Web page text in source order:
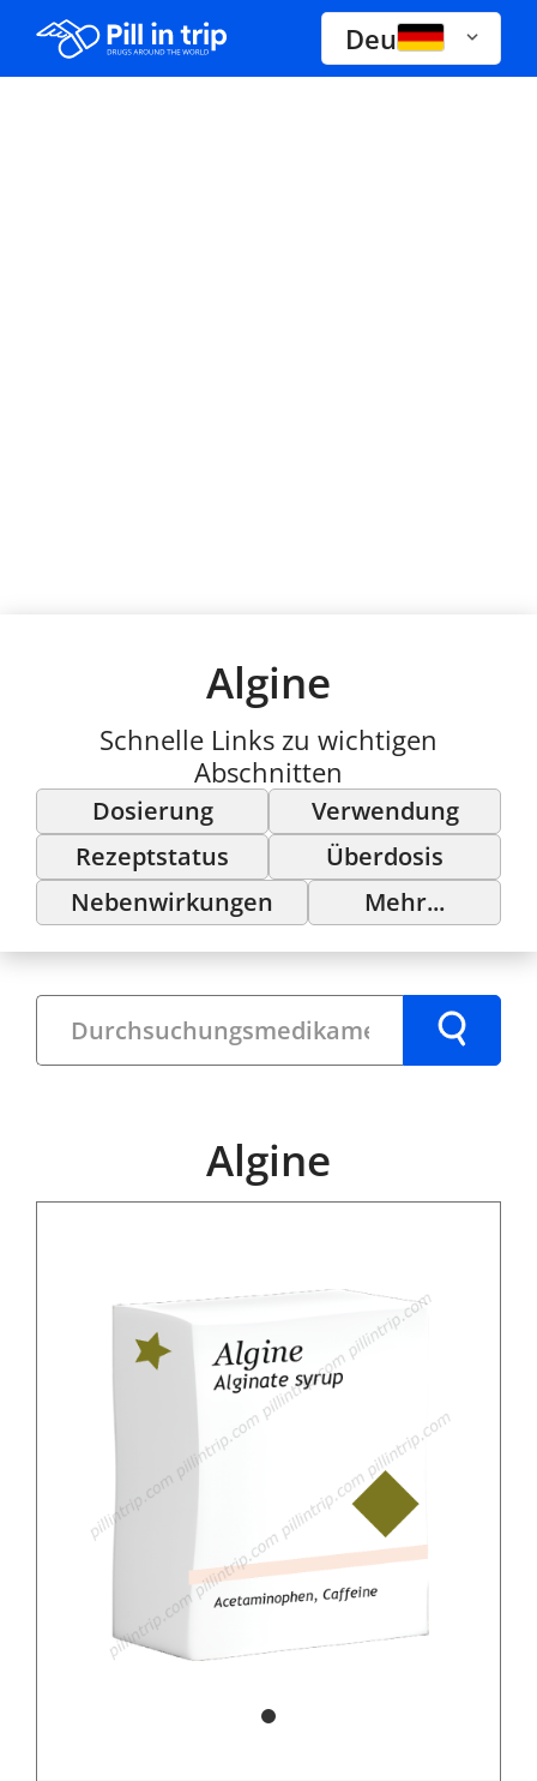
Drogen A-Z Deu
Algine
Schnelle Links zu wichtigen
Abschnitten
Dosierung
Verwendung
Rezeptstatus
Überdosis
Nebenwirkungen
Mehr...
Algine